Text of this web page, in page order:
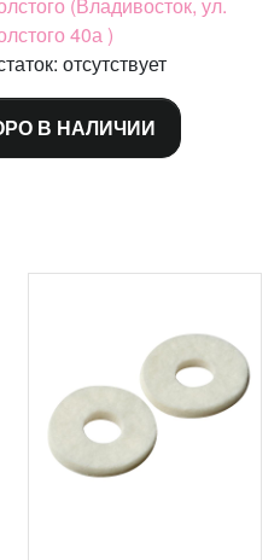
(Владивосток, ул.
40а )
отсутствует
В НАЛИЧИИ